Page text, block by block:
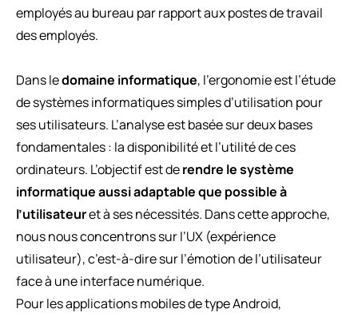
employés au bureau par rapport aux postes de travail
des employés.
Dans ledomaine informatique, l’ergonomie est l’étude
de systèmes informatiques simples d’utilisation pour
ses utilisateurs. L’analyse est basée sur deux bases
fondamentales : la disponibilité et l’utilité de ces
ordinateurs. L’objectif est derendre le système
informatique aussi adaptable que possible à
l’utilisateuret à ses nécessités. Dans cette approche,
nous nous concentrons sur l’UX (expérience
utilisateur), c’est-à-dire sur l’émotion de l’utilisateur
face à une interface numérique.
Pour les applications mobiles de type Android,